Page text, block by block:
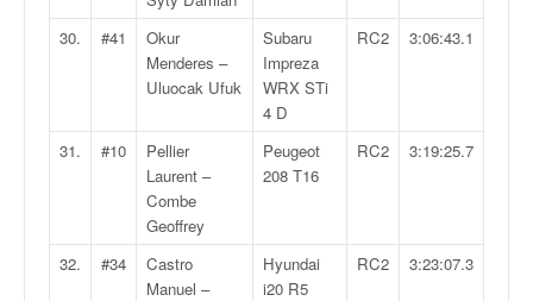
30. #41
Okur
Menderes –
Uluocak Ufuk
Subaru
Impreza
WRX STi
4 D
RC2 3:06:43.1
31. #10
Pellier
Laurent –
Combe
Geoffrey
Peugeot
208 T16
RC2 3:19:25.7
32. #34
Castro
Manuel –
Hyundai
i20 R5
RC2 3:23:07.3